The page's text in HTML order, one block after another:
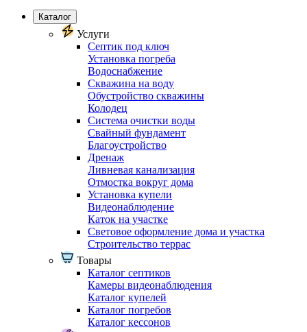
Каталог
Услуги
Септик под ключ
Установка погреба
Водоснабжение
Скважина на воду
Обустройство скважины
Колодец
Система очистки воды
Свайный фундамент
Благоустройство
Дренаж
Ливневая канализация
Отмостка вокруг дома
Установка купели
Видеонаблюдение
Каток на участке
Световое оформление дома и участка
Строительство террас
Товары
Каталог септиков
Камеры видеонаблюдения
Каталог купелей
Каталог погребов
Каталог кессонов